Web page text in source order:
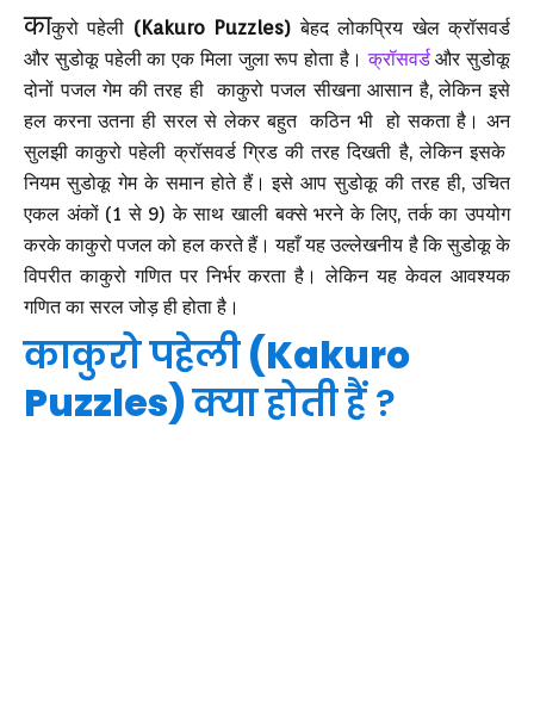
काकुरो पहेली (Kakuro Puzzles)बेहद लोकप्रियखेलक्रॉसवर्ड
और सुडोकू पहेली का एक मिला जुला रूप होता है।क्रॉसवर्डऔर सुडोकू
दोनों पजल गेम की तरह ही काकुरो पजल सीखना आसान है, लेकिन इसे
हल करना उतना ही सरल से लेकर बहुत कठिन भी हो सकता है। अन
सुलझी काकुरो पहेली क्रॉसवर्ड ग्रिड की तरह दिखती है, लेकिन इसके
नियम सुडोकू गेम के समान होते हैं। इसे आप सुडोकू की तरह ही, उचित
एकल अंकों (1 से 9) के साथ खाली बक्से भरने के लिए, तर्क का उपयोग
करके काकुरो पजल को हल करते हैं। यहाँ यह उल्लेखनीय है कि सुडोकू के
विपरीत काकुरो गणित पर निर्भर करता है। लेकिन यह केवल आवश्यक
गणित का सरल जोड़ ही होता है।
काकुरो पहेली(Kakuro
Puzzles)क्या होती हैं ?